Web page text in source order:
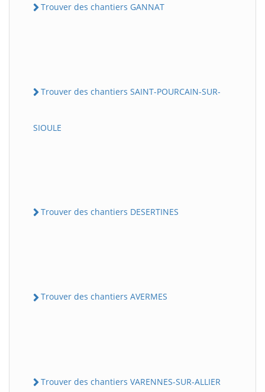
Trouver des chantiers GANNAT
Trouver des chantiers SAINT-POURCAIN-SUR-
SIOULE
Trouver des chantiers DESERTINES
Trouver des chantiers AVERMES
Trouver des chantiers VARENNES-SUR-ALLIER